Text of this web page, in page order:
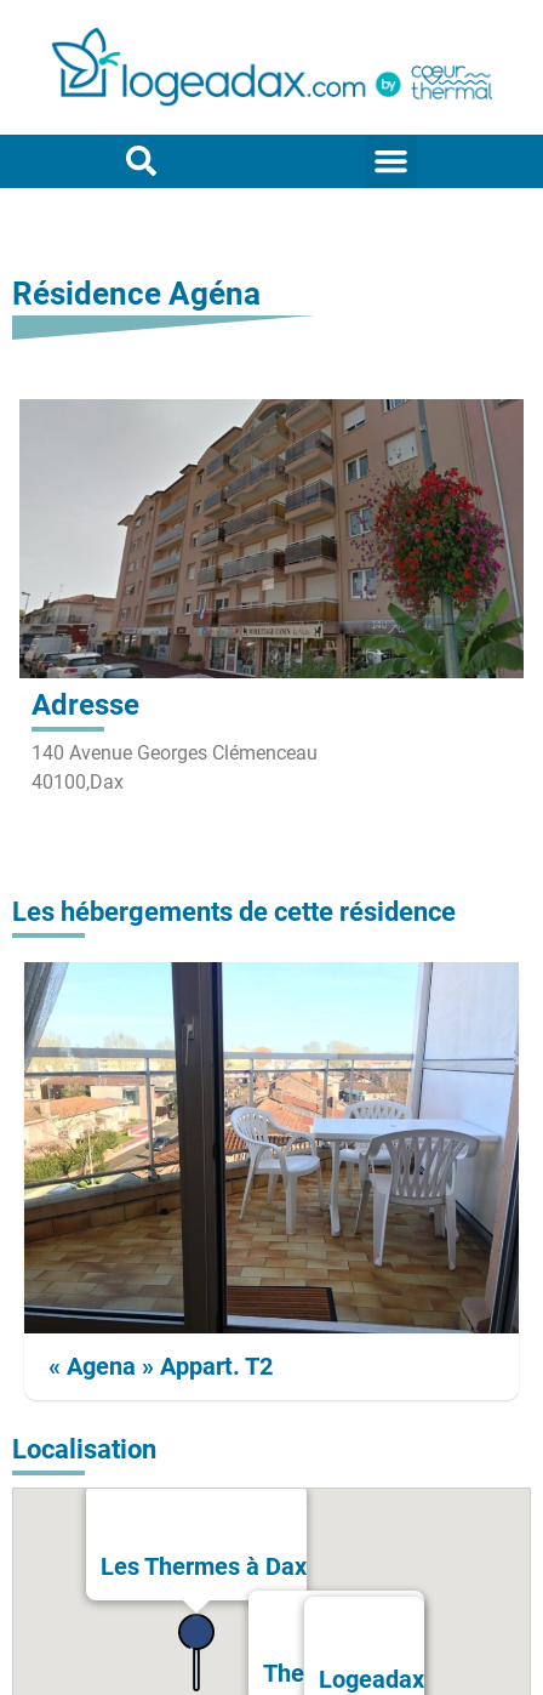
Résidence Agéna
Adresse
140 Avenue Georges Clémenceau
40100,Dax
Les hébergements de cette résidence
« Agena » Appart. T2
Localisation
Thermes Bérot
Les Thermes à Dax
Logeadax